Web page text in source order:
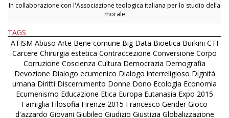
In collaborazione con l'Associazione teologica italiana per lo studio della
morale
TAGS
ATISM Abuso Arte Bene comune Big Data Bioetica Burkini CTI
Carcere Chirurgia estetica Contraccezione Conversione Corpo
Corruzione Coscienza Cultura Democrazia Demografia
Devozione Dialogo ecumenico Dialogo interreligioso Dignità
umana Diritti Discernimento Donne Dono Ecologia Economia
Ecumenismo Educazione Etica Europa Eutanasia Expo 2015
Famiglia Filosofia Firenze 2015 Francesco Gender Gioco
d'azzardo Giovani Giubileo Giudizio Giustizia Globalizzazione